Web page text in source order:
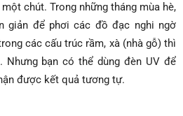
chút. Trong những tháng mùa hè,
giản để phơi các đồ đạc nghi ngờ
các cấu trúc rầm, xà (nhà gỗ) thì
Nhưng bạn có thể dùng đèn UV để
được kết quả tương tự.